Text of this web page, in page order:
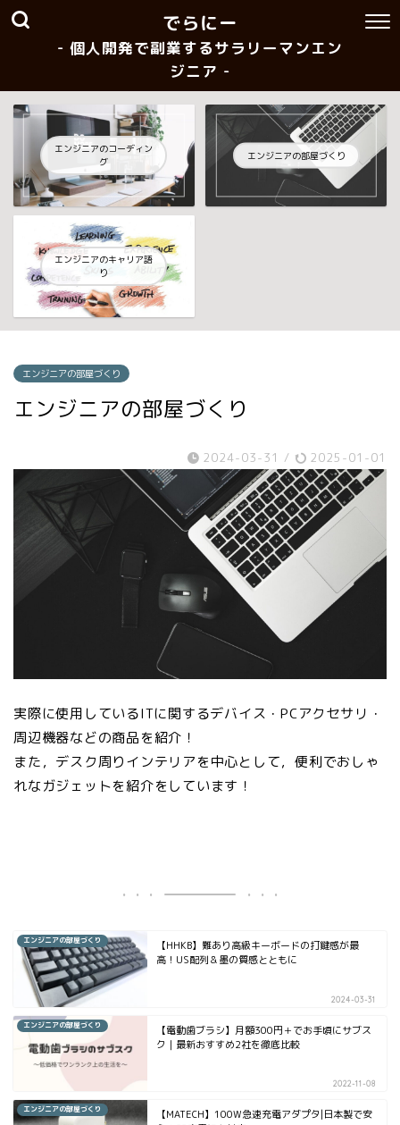
でらにー
- 個人開発で副業するサラリーマンエン
ジニア -
エンジニアのコーディン
グ
エンジニアの部屋づくり
エンジニアのキャリア語
り
エンジニアの部屋づくり
エンジニアの部屋づくり
2024-03-31 / 2025-01-01
実際に使用しているITに関するデバイス・PCアクセサリ・
周辺機器などの商品を紹介！
また，デスク周りインテリアを中心として，便利でおしゃ
れなガジェットを紹介をしています！
エンジニアの部屋づくり
【HHKB】難あり高級キーボードの打鍵感が最
高！US配列＆墨の質感とともに
2024-03-31
エンジニアの部屋づくり
【電動歯ブラシ】月額300円＋でお手頃にサブス
ク｜最新おすすめ2社を徹底比較
2022-11-08
エンジニアの部屋づくり
【MATECH】100W急速充電アダプタ|日本製で安